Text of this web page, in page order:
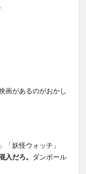
画があるのがおかし
「妖怪ウォッチ」
入だろ。
ダンボール